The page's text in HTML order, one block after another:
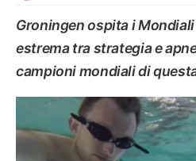
Groningen ospita i
estrema tra strategia e
campioni mondiali di